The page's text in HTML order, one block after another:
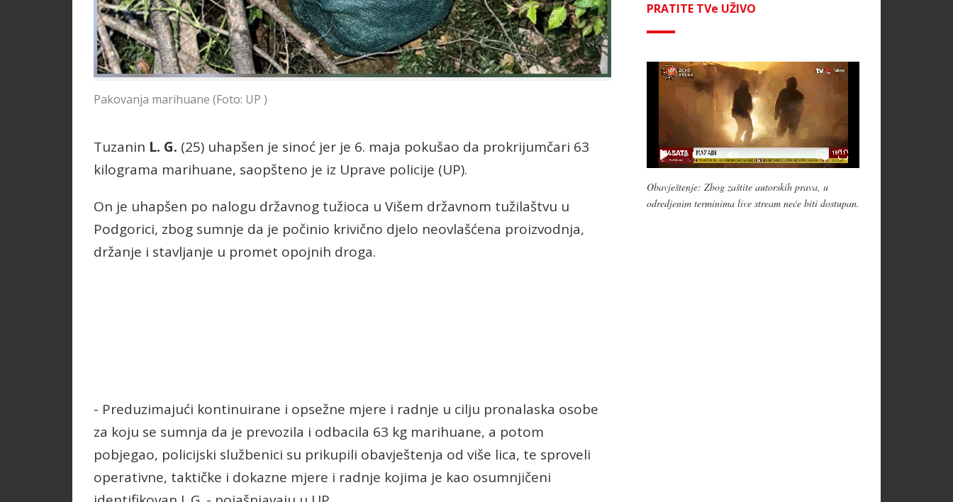
Pakovanja marihuane (Foto: UP )
Tuzanin L. G. (25) uhapšen je sinoć jer je 6. maja pokušao da prokrijumčari 63
kilograma marihuane, saopšteno je iz Uprave policije (UP).
On je uhapšen po nalogu državnog tužioca u Višem državnom tužilaštvu u
Podgorici, zbog sumnje da je počinio krivično djelo neovlašćena proizvodnja,
držanje i stavljanje u promet opojnih droga.
- Preduzimajući kontinuirane i opsežne mjere i radnje u cilju pronalaska osobe
za koju se sumnja da je prevozila i odbacila 63 kg marihuane, a potom
pobjegao, policijski službenici su prikupili obavještenja od više lica, te sproveli
operativne, taktičke i dokazne mjere i radnje kojima je kao osumnjičeni
PRATITE TVe UŽIVO
Obavještenje: Zbog zaštite autorskih prava, u
odredjenim terminima live stream neće biti dostupan.